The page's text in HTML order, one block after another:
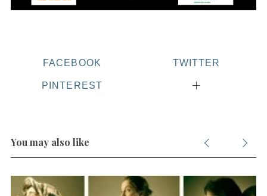
FACEBOOK TWITTER
PINTEREST
You may also like